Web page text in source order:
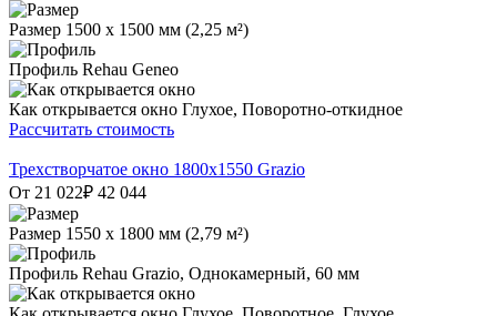
Размер 1500 х 1500 мм (2,25 м²)
Профиль Rehau Geneo
Как открывается окно Глухое, Поворотно-откидное
Рассчитать стоимость
Трехстворчатое окно 1800х1550 Grazio
От 21 022₽ 42 044
Размер 1550 х 1800 мм (2,79 м²)
Профиль Rehau Grazio, Однокамерный, 60 мм